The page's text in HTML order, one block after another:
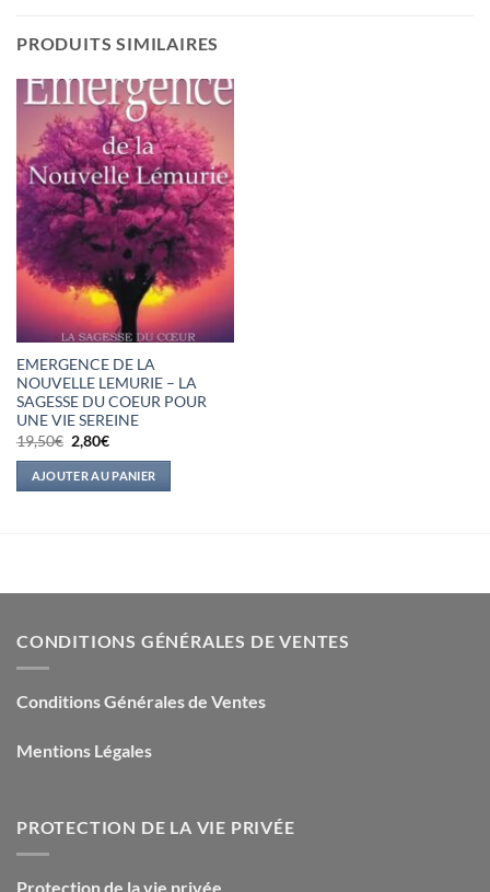
PRODUITS SIMILAIRES
EMERGENCE DE LA
NOUVELLE LEMURIE – LA
SAGESSE DU COEUR POUR
UNE VIE SEREINE
19,50€ Le
prix
initial
était :
19,50€.
2,80€Le
actuel
est :
2,80€.
AJOUTER AU PANIER
CONDITIONS GÉNÉRALES DE VENTES
Conditions Générales de Ventes
Mentions Légales
PROTECTION DE LA VIE PRIVÉE
Protection de la vie privée